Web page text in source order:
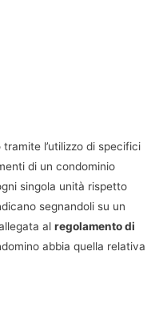
tramite l’utilizzo di specifici
di un condominio
singola unità rispetto
segnandoli su un
al regolamento di
abbia quella relativa